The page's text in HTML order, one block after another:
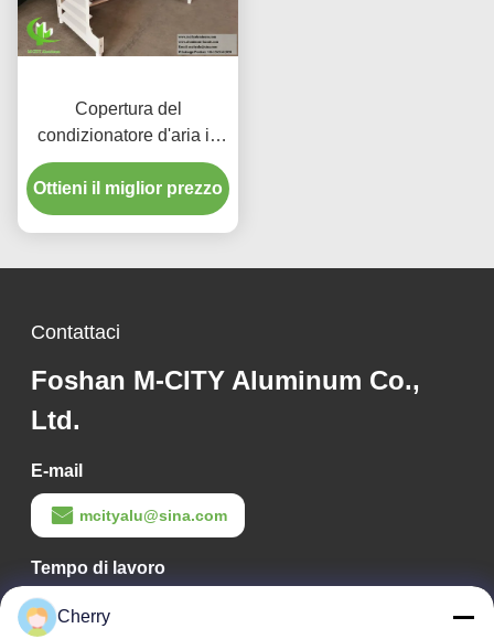
Copertura del
condizionatore d'aria in
alluminio rivestito in
polvere con dimensioni
personalizzate e
di climatizzazione esterne
Ottieni il miglior prezzo
Contattaci
Foshan M-CITY Aluminum Co.,
Ltd.
E-mail
mcityalu@sina.com
Tempo di lavoro
8:00-22:00
Cherry